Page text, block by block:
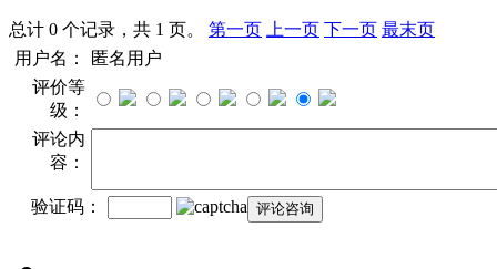
总计 0 个记录，共 1 页。 第一页 上一页 下一页 最末页
用户名：
匿名用户
评价等
级：
评论内
容：
验证码：